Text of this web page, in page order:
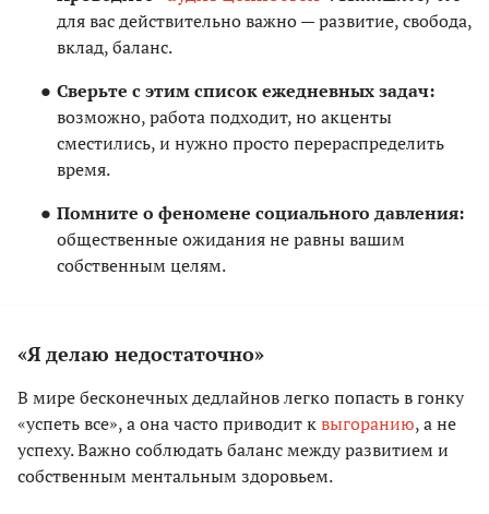
для вас действительно важно — развитие, свобода,
вклад, баланс.
Сверьте с этим список ежедневных задач:
возможно, работа подходит, но акценты
сместились, и нужно просто перераспределить
время.
Помните о феномене социального давления:
общественные ожидания не равны вашим
собственным целям.
«Я делаю недостаточно»
В мире бесконечных дедлайнов легко попасть в гонку
«успеть все», а она часто приводит квыгоранию, а не
успеху. Важно соблюдать баланс между развитием и
собственным ментальным здоровьем.